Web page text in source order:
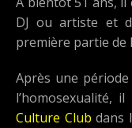
DJ ou artiste et
première partie de
Après une
l’homosexualité,
Culture Club dans